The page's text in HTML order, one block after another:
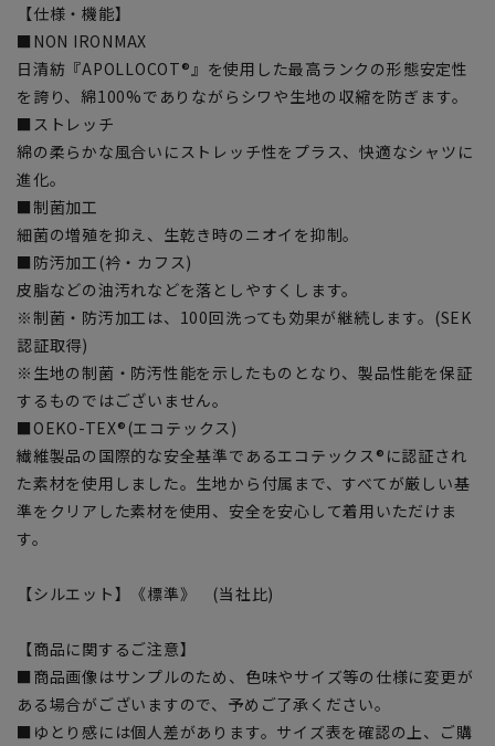
【仕様・機能】
■NON IRONMAX
日清紡『APOLLOCOT®』を使用した最高ランクの形態安定性
を誇り、綿100%でありながらシワや生地の収縮を防ぎます。
■ストレッチ
綿の柔らかな風合いにストレッチ性をプラス、快適なシャツに
進化。
■制菌加工
細菌の増殖を抑え、生乾き時のニオイを抑制。
■防汚加工(衿・カフス)
皮脂などの油汚れなどを落としやすくします。
※制菌・防汚加工は、100回洗っても効果が継続します。(SEK
認証取得)
※生地の制菌・防汚性能を示したものとなり、製品性能を保証
するものではございません。
■OEKO-TEX®(エコテックス)
繊維製品の国際的な安全基準であるエコテックス®に認証され
た素材を使用しました。生地から付属まで、すべてが厳しい基
準をクリアした素材を使用、安全を安心して着用いただけま
す。
【シルエット】《標準》 (当社比)
【商品に関するご注意】
■商品画像はサンプルのため、色味やサイズ等の仕様に変更が
ある場合がございますので、予めご了承ください。
■ゆとり感には個人差があります。サイズ表を確認の上、ご購